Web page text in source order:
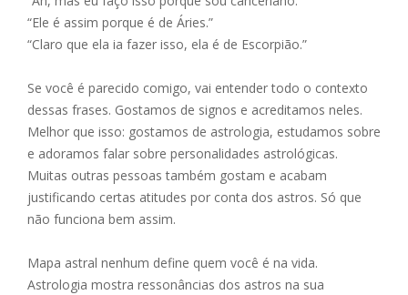
e
b
o
o
k
ss
e
g
er
ai
l
at
s
A
p
p
ar
e
“Ele é assim porque é de Áries.”
“Claro que ela ia fazer isso, ela é de Escorpião.”
Se você é parecido comigo, vai entender todo o contexto
dessas frases. Gostamos de signos e acreditamos neles.
Melhor que isso: gostamos de astrologia, estudamos sobre
e adoramos falar sobre personalidades astrológicas.
Muitas outras pessoas também gostam e acabam
justificando certas atitudes por conta dos astros. Só que
não funciona bem assim.
Mapa astral nenhum define quem você é na vida.
Astrologia mostra ressonâncias dos astros na sua